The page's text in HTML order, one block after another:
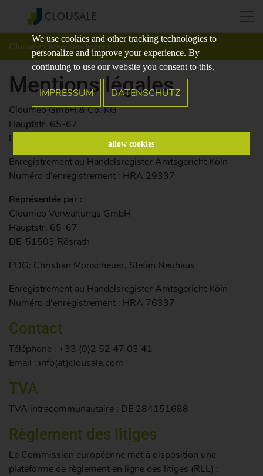
We use cookies and other tracking technologies to
personalize and improve your experience. By
continuing to use our website you consent to this.
IMPRESSUM DATENSCHUTZ
allow cookies
Clousale / Mentions légales
Mentions légales
Cloumeo GmbH & Co. KG
Hauptstr. 65-67
DE-51503 Rösrath
Enregistrement au Handelsregister Amtsgericht Köln
Numéro d'enregistrement : HRA 29337
Représentée par :
Cloumeo Verwaltungs GmbH
Hauptstr. 65-67
DE-51503 Rösrath
PDG: Christian Monscheuer, Stefan Neuhaus
Enregistrement au Handelsregister Amtsgericht Köln
Numéro d'enregistrement : HRA 76337
Contact
Téléphone : +33 (0)2 52 47 03 41
Email : info(at)clousale.com
TVA
TVA intracommunautaire : DE 284151688
Règlement des litiges
La Commission européenne met à disposition une
plateforme de règlement en ligne des litiges (RLL) :